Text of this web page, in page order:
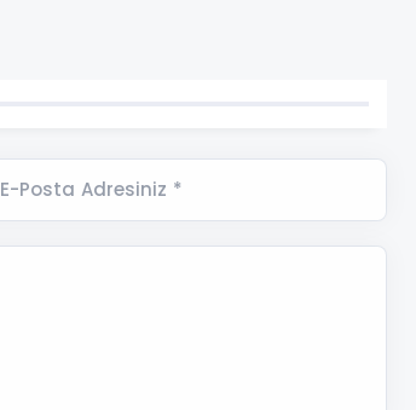
E-Posta Adresiniz *